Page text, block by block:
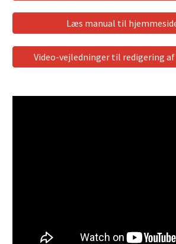
Læs manual til
Video-vejledninger til redigering